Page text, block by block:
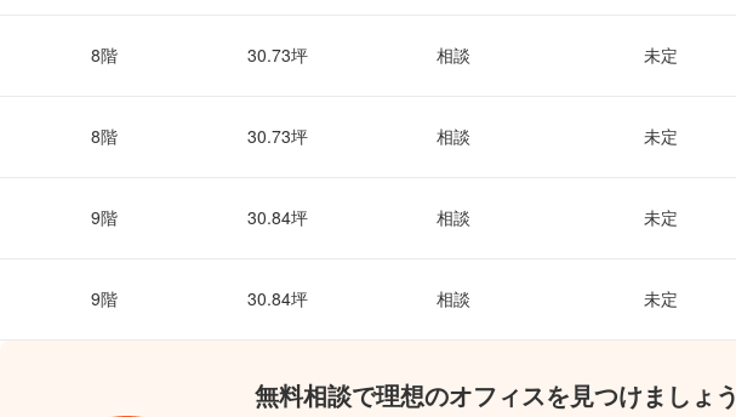
8階 30.73坪 相談 未定
8階 30.73坪 相談 未定
9階 30.84坪 相談 未定
9階 30.84坪 相談 未定
無料相談で理想のオフィスを見つけましょう